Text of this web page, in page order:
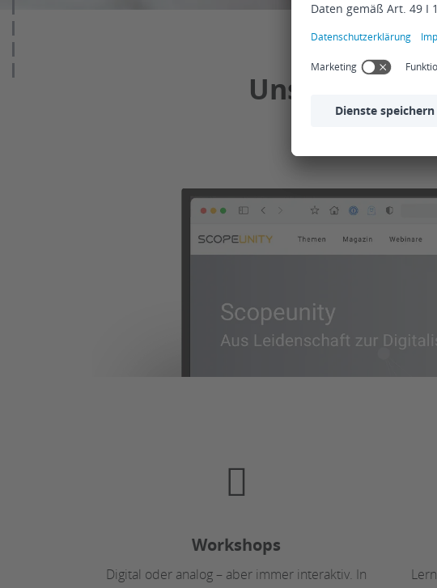
Unsere
sind
Workshops
Digital oder analog – aber immer interaktiv. In